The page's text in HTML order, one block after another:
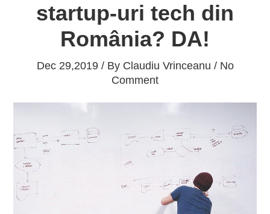
startup-uri tech din
România? DA!
Dec 29,2019 / By Claudiu Vrinceanu / No
Comment